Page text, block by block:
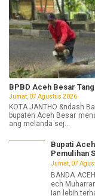
BPBD Aceh Besar
Jumat, 07 Agustus 2026
KOTA JANTHO &ndash
bupaten Aceh Besar
ang melanda sej...
Bupati
Pemulihan
Jumat, 07
BANDA
ech
ian lebih